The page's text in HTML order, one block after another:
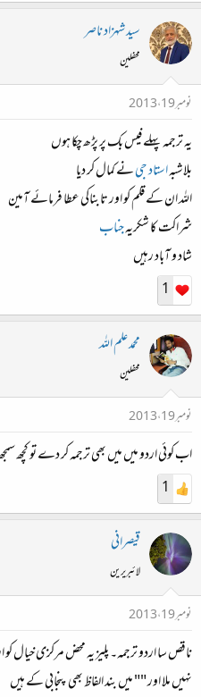
سید شہزاد ناصر
محفلین
نومبر 19، 2013
یہ ترجمہ پہلے فیس بک پر پڑھ چکا ہوں
بلاشبہاستاد جینے کمال کر دیا
اللہ ان کے قلم کو اور تابناکی عطا فرمائے آمین
شراکت کا شکریہجناب
شاد و آباد رہیں
1
محمد علم اللہ
محفلین
نومبر 19، 2013
اب کوئی اردو میں میں بھی ترجمہ کر دے تو کچھ
1
قیصرانی
لائبریرین
نومبر 19، 2013
ناقص سا اردو ترجمہ۔ پلیز یہ محض مرکزی خیال کو
نہیں ملا اور "" میں بند الفاظ بھی پنجابی کے ہیں